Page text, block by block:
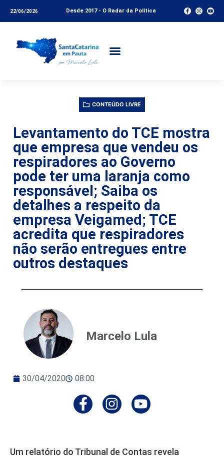
22/06/2026 Desde 2017 - O Radar da Política
CONTEÚDO LIVRE
Levantamento do TCE mostra
que empresa que vendeu os
respiradores ao Governo
pode ter uma laranja como
responsável; Saiba os
detalhes a respeito da
empresa Veigamed; TCE
acredita que respiradores
não serão entregues entre
outros destaques
Marcelo Lula
30/04/2020 08:00
Um relatório do Tribunal de Contas revela